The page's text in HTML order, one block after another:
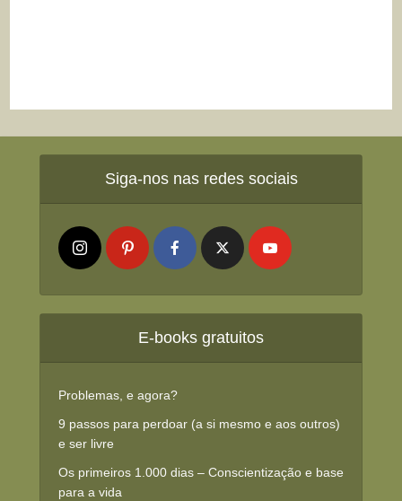
Siga-nos nas redes sociais
E-books gratuitos
Problemas, e agora?
9 passos para perdoar (a si mesmo e aos outros)
e ser livre
Os primeiros 1.000 dias – Conscientização e base
para a vida